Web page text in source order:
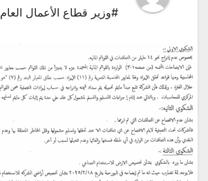
#وزير قطاع الأعمال العام